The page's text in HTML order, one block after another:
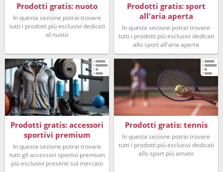
Prodotti gratis: nuoto
In questa sezione potrai trovare
tutti i prodotti più esclusivi dedicati
al nuoto
Prodotti gratis: sport
all'aria aperta
In questa sezione potrai trovare
tutti i prodotti più esclusivi dedicati
allo sport all'aria aperta
Prodotti gratis: accessori
sportivi premium
In questa sezione potrai trovare
tutti gli accessori sportivi premium
più esclusivi presenti sul mercato
Prodotti gratis: tennis
In questa sezione potrai trovare
tutti i prodotti più esclusivi dedicati
allo sport più amato